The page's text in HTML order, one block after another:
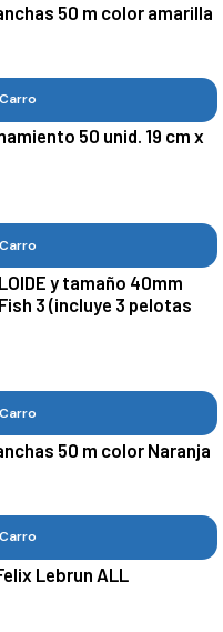
50 m color amarilla
50 unid. 19 cm x
y tamaño 40mm
3 (incluye 3 pelotas
50 m color Naranja
Lebrun ALL